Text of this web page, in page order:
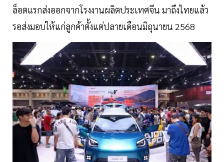
ล็อตแรกส่งออกจากโรงงานผลิตประเทศจีน มาถึงไทยแล้ว
รอส่งมอบให้แก่ลูกค้าตั้งแต่ปลายเดือนมิถุนายน 2568